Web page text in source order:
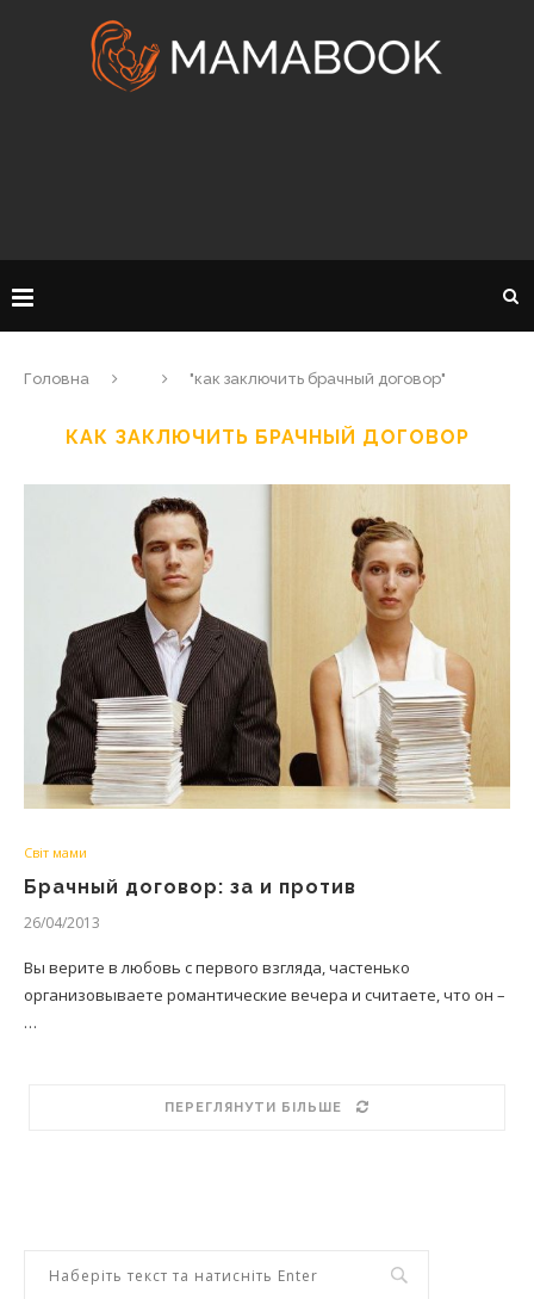
Головна "как заключить брачный договор"
КАК ЗАКЛЮЧИТЬ БРАЧНЫЙ ДОГОВОР
Світ мами
Брачный договор: за и против
26/04/2013
Вы верите в любовь с первого взгляда, частенько
организовываете романтические вечера и считаете, что он –
…
ПЕРЕГЛЯНУТИ БІЛЬШЕ